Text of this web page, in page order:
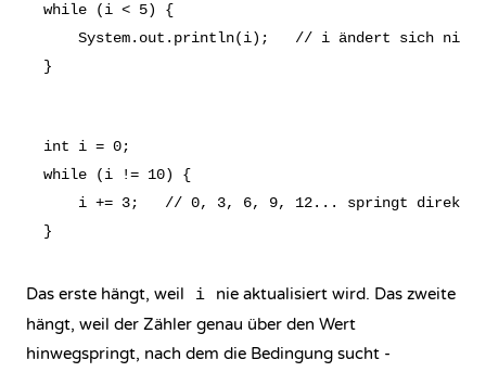
while (i < 5) {
System.out.println(i);   // i ändert sich nie
int i = 0;
while (i != 10) {
i += 3;   // 0, 3, 6, 9, 12... springt direkt
Das erste hängt, weil i
nie aktualisiert wird. Das zweite
hängt, weil der Zähler genau über den Wert
hinwegspringt, nach dem die Bedingung sucht -